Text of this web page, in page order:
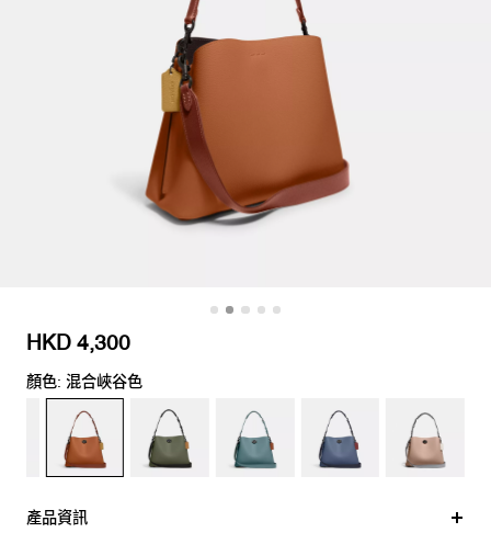
HKD 4,300
顏色: 混合峽谷色
產品資訊